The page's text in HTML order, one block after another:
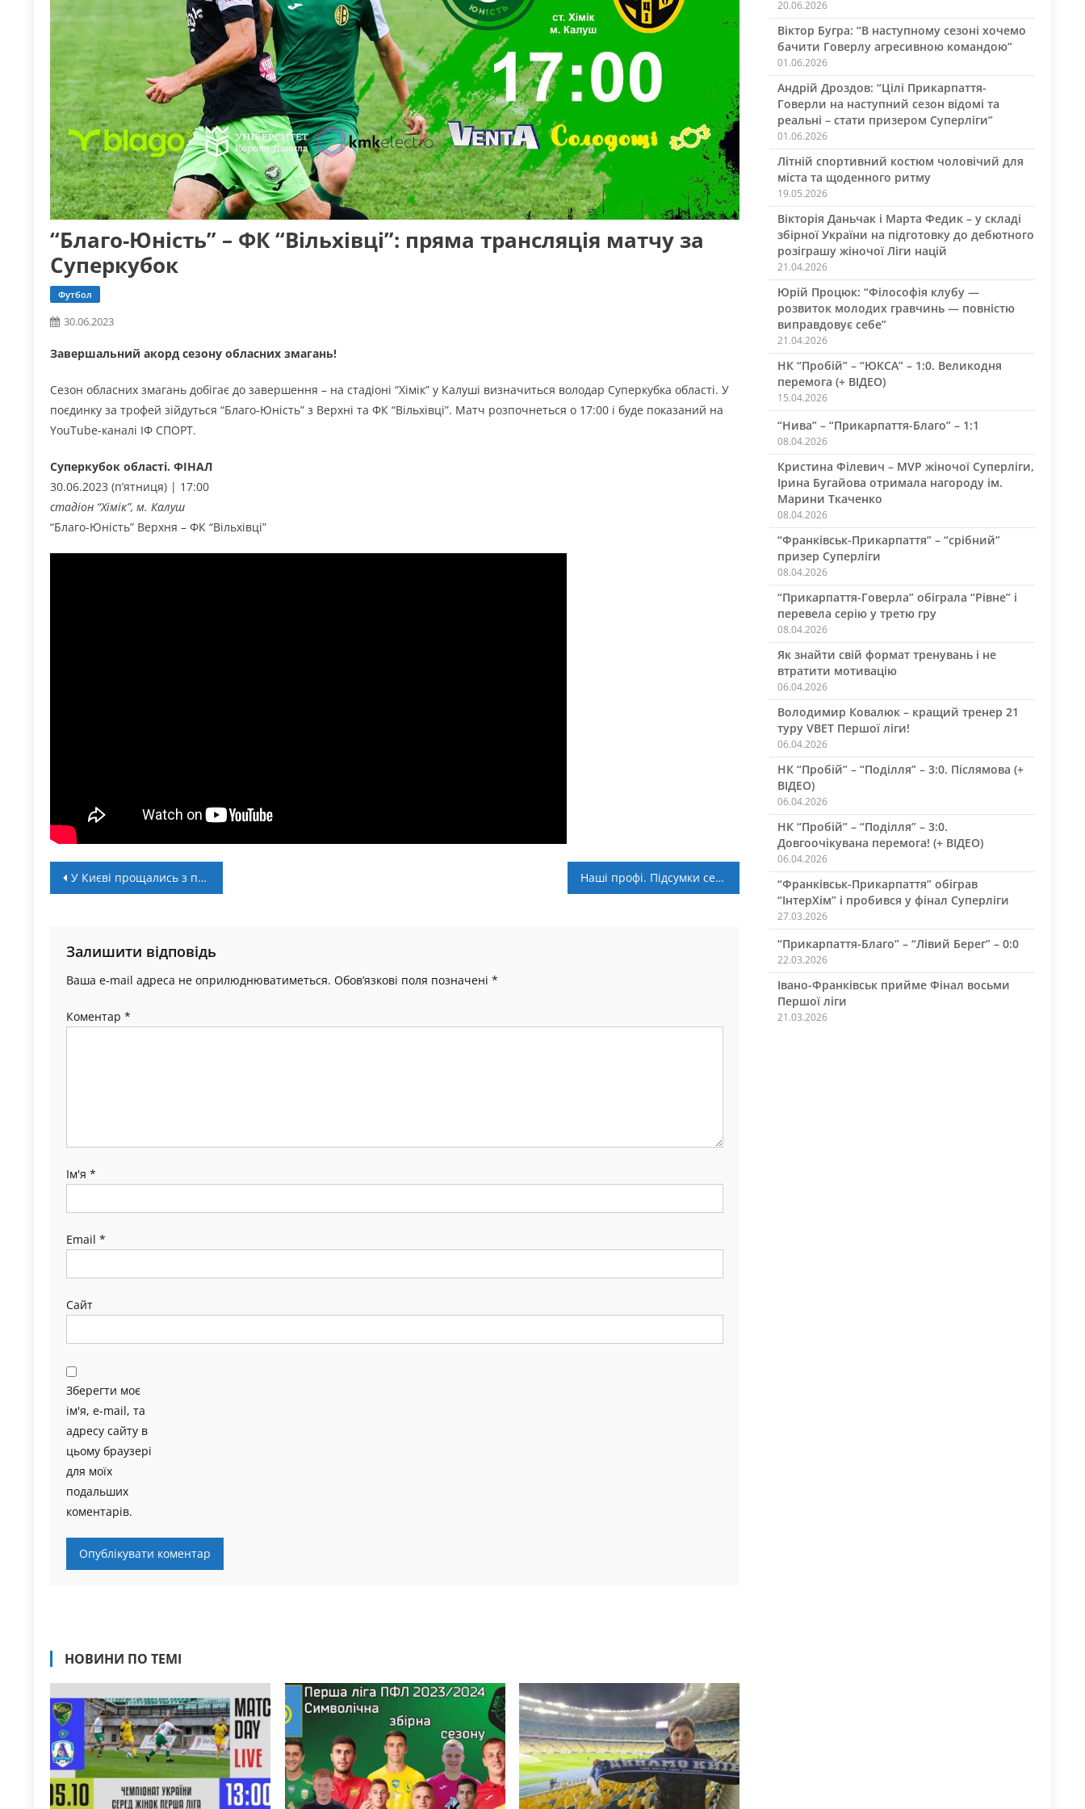
“Благо-Юність” – ФК “Вільхівці”: пряма трансляція матчу за
Суперкубок
Футбол
30.06.2023
Завершальний акорд сезону обласних змагань!
Сезон обласних змагань добігає до завершення – на стадіоні “Хімік” у Калуші визначиться володар Суперкубка області. У
поєдинку за трофей зійдуться “Благо-Юність” з Верхні та ФК “Вільхівці”. Матч розпочнеться о 17:00 і буде показаний на
YouTube-каналі ІФ СПОРТ.
Суперкубок області. ФІНАЛ
30.06.2023 (п’ятниця) | 17:00
стадіон “Хімік”, м. Калуш
“Благо-Юність” Верхня – ФК “Вільхівці”
Навігація
У Києві прощались з прикарпатським тренером з бойових мистецтв Юрієм Саманюком Наші профі. Підсумки сезону: УПЛ
Залишити відповідь
Ваша e-mail адреса не оприлюднюватиметься. Обов’язкові поля позначені *
Коментар *
Ім'я *
Email *
Сайт
Зберегти моє
ім'я, e-mail, та
адресу сайту в
цьому браузері
для моїх
подальших
коментарів.
НОВИНИ ПО ТЕМІ
20.06.2026
Віктор Бугра: “В наступному сезоні хочемо
бачити Говерлу агресивною командою”
01.06.2026
Андрій Дроздов: “Цілі Прикарпаття-
Говерли на наступний сезон відомі та
реальні – стати призером Суперліги”
01.06.2026
Літній спортивний костюм чоловічий для
міста та щоденного ритму
19.05.2026
Вікторія Даньчак і Марта Федик – у складі
збірної України на підготовку до дебютного
розіграшу жіночої Ліги націй
21.04.2026
Юрій Процюк: “Філософія клубу —
розвиток молодих гравчинь — повністю
виправдовує себе”
21.04.2026
НК “Пробій” – “ЮКСА” – 1:0. Великодня
перемога (+ ВІДЕО)
15.04.2026
“Нива” – “Прикарпаття-Благо” – 1:1
08.04.2026
Кристина Філевич – MVP жіночої Суперліги,
Ірина Бугайова отримала нагороду ім.
Марини Ткаченко
08.04.2026
“Франківськ-Прикарпаття” – “срібний”
призер Суперліги
08.04.2026
“Прикарпаття-Говерла” обіграла “Рівне” і
перевела серію у третю гру
08.04.2026
Як знайти свій формат тренувань і не
втратити мотивацію
06.04.2026
Володимир Ковалюк – кращий тренер 21
туру VBET Першої ліги!
06.04.2026
НК “Пробій” – “Поділля” – 3:0. Післямова (+
ВІДЕО)
06.04.2026
НК “Пробій” – “Поділля” – 3:0.
Довгоочікувана перемога! (+ ВІДЕО)
06.04.2026
“Франківськ-Прикарпаття” обіграв
“ІнтерХім” і пробився у фінал Суперліги
27.03.2026
“Прикарпаття-Благо” – “Лівий Берег” – 0:0
22.03.2026
Івано-Франківськ прийме Фінал восьми
Першої ліги
21.03.2026